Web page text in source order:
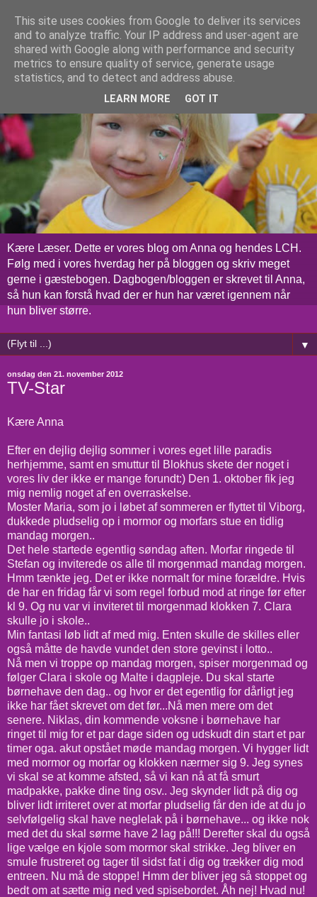
Kære Læser. Dette er vores blog om Anna og hendes LCH.
Følg med i vores hverdag her på bloggen og skriv meget
gerne i gæstebogen. Dagbogen/bloggen er skrevet til Anna,
så hun kan forstå hvad der er hun har været igennem når
hun bliver større.
▼
onsdag den 21. november 2012
TV-Star
Kære Anna
Efter en dejlig dejlig sommer i vores eget lille paradis
herhjemme, samt en smuttur til Blokhus skete der noget i
vores liv der ikke er mange forundt:) Den 1. oktober fik jeg
mig nemlig noget af en overraskelse.
Moster Maria, som jo i løbet af sommeren er flyttet til Viborg,
dukkede pludselig op i mormor og morfars stue en tidlig
mandag morgen..
Det hele startede egentlig søndag aften. Morfar ringede til
Stefan og inviterede os alle til morgenmad mandag morgen.
Hmm tænkte jeg. Det er ikke normalt for mine forældre. Hvis
de har en fridag får vi som regel forbud mod at ringe før efter
kl 9. Og nu var vi inviteret til morgenmad klokken 7. Clara
skulle jo i skole..
Min fantasi løb lidt af med mig. Enten skulle de skilles eller
også måtte de havde vundet den store gevinst i lotto..
Nå men vi troppe op mandag morgen, spiser morgenmad og
følger Clara i skole og Malte i dagpleje. Du skal starte
børnehave den dag.. og hvor er det egentlig for dårligt jeg
ikke har fået skrevet om det før...Nå men mere om det
senere. Niklas, din kommende voksne i børnehave har
ringet til mig for et par dage siden og udskudt din start et par
timer oga. akut opstået møde mandag morgen. Vi hygger lidt
med mormor og morfar og klokken nærmer sig 9. Jeg synes
vi skal se at komme afsted, så vi kan nå at få smurt
madpakke, pakke dine ting osv.. Jeg skynder lidt på dig og
bliver lidt irriteret over at morfar pludselig får den ide at du jo
selvfølgelig skal have neglelak på i børnehave... og ikke nok
med det du skal sørme have 2 lag på!!! Derefter skal du også
lige vælge en kjole som mormor skal strikke. Jeg bliver en
smule frustreret og tager til sidst fat i dig og trækker dig mod
entreen. Nu må de stoppe! Hmm der bliver jeg så stoppet og
bedt om at sætte mig ned ved spisebordet. Åh nej! Hvad nu!
This site uses cookies from Google to deliver its services
and to analyze traffic. Your IP address and user-agent are
shared with Google along with performance and security
metrics to ensure quality of service, generate usage
statistics, and to detect and address abuse.
LEARN MORE GOT IT